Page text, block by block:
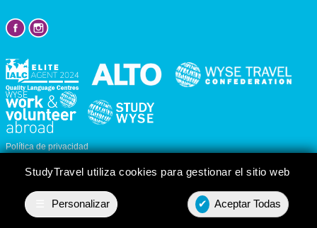
Presupuesto Contact
StudyTravel utiliza cookies para gestionar el sitio web
Personalizar ✔ Aceptar Todas
Política de privacidad